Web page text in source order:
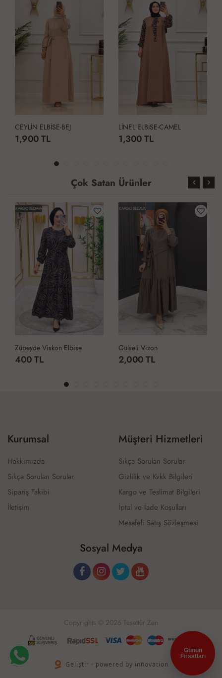
CEYLİN ELBİSE-BEJ
1,900 TL
LİNEL ELBİSE-CAMEL
1,300 TL
Çok Satan Ürünler
KARGO BEDAVA
Zübeyde Viskon Elbise
400 TL
KARGO BEDAVA
Gülseli Vizon
2,000 TL
Kurumsal
Hakkımızda
Sıkça Sorulan Sorular
Sipariş Takibi
İletişim
Müşteri Hizmetleri
Sıkça Sorulan Sorular
Gizlilik ve Kvkk Bilgileri
Kargo ve Teslimat Bilgileri
İptal ve İade Koşulları
Mesafeli Satış Sözleşmesi
Sosyal Medya
Copyrights © 2026 Tesettür Zen
Geliştir - powered by innovation
Günün
Fırsatları